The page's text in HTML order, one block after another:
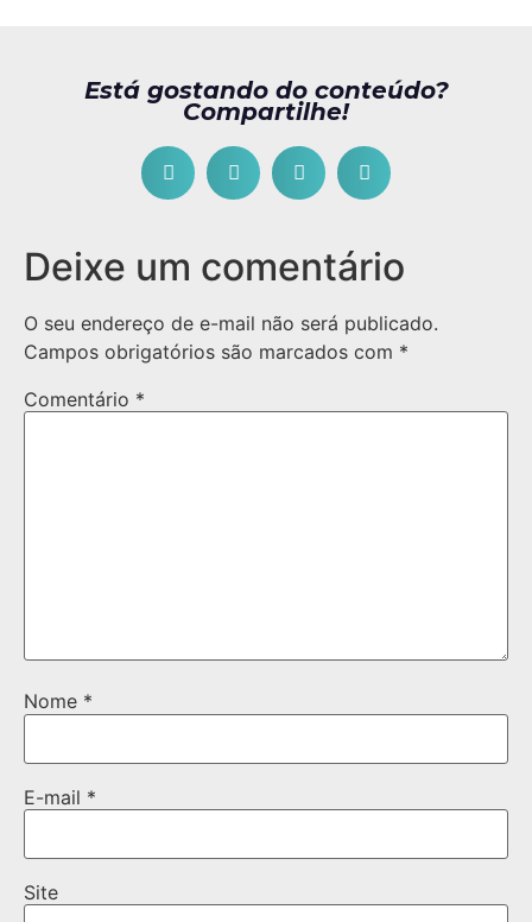
Está gostando do conteúdo?
Compartilhe!
Deixe um comentário
O seu endereço de e-mail não será publicado.
Campos obrigatórios são marcados com *
Comentário *
Nome *
E-mail *
Site